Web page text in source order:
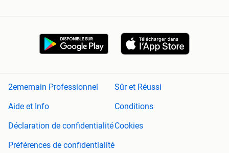
2ememain Professionnel
Sûr et Réussi
Aide et Info
Conditions
Déclaration de confidentialitéCookies
Préférences de confidentialité